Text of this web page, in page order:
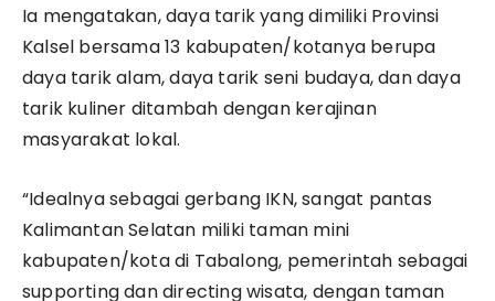
Ia mengatakan, daya tarik yang dimiliki Provinsi
Kalsel bersama 13 kabupaten/kotanya berupa
daya tarik alam, daya tarik seni budaya, dan daya
tarik kuliner ditambah dengan kerajinan
masyarakat lokal.
“Idealnya sebagai gerbang IKN, sangat pantas
Kalimantan Selatan miliki taman mini
kabupaten/kota di Tabalong, pemerintah sebagai
supporting dan directing wisata, dengan taman